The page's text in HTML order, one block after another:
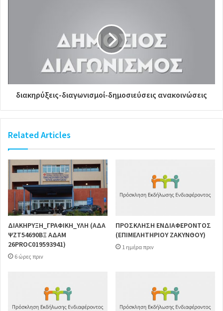
διακηρύξεις-διαγωνισμοί-δημοσιεύσεις ανακοινώσεις
Related Articles
ΔΙΑΚΗΡΥΞΗ_ΓΡΑΦΙΚΗ_ΥΛΗ (ΑΔΑ
ΨΖΤ54690ΒΞ ΑΔΑΜ
26PROC019593941)
6 ώρες πριν
ΠΡΟΣΚΛΗΣΗ ΕΝΔΙΑΦΕΡΟΝΤΟΣ
(ΕΠΙΜΕΛΗΤΗΡΙΟΥ ΖΑΚΥΝΘΟΥ)
1 ημέρα πριν